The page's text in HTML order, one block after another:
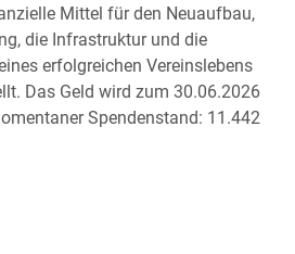
Mittel für den Neuaufbau,
die Infrastruktur und die
erfolgreichen Vereinslebens
Das Geld wird zum 30.06.2026
Spendenstand: 11.442